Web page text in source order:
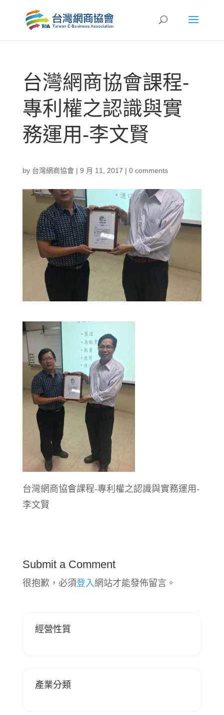
台灣網商協會課程-
專利權之認識與實
務運用-李文賢
by 台灣網商協會| 9 月 11, 2017 | 0 comments
台灣網商協會課程-專利權之認識與實務運用-
李文賢
Submit a Comment
很抱歉，必須登入 網站才能發佈留言。
經營性質
產業分類